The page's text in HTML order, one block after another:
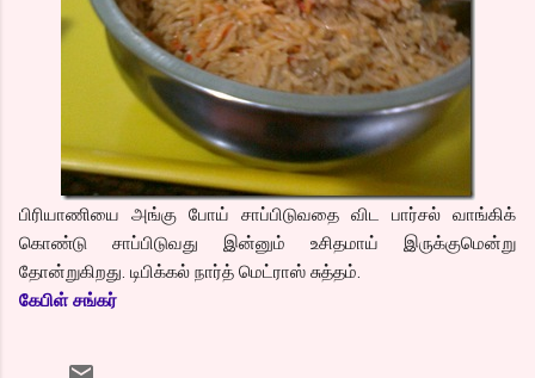
பிரியாணியை அங்கு போய் சாப்பிடுவதை விட பார்சல் வாங்கிக்
கொண்டு சாப்பிடுவது இன்னும் உசிதமாய் இருக்குமென்று
தோன்றுகிறது. டிபிக்கல் நார்த் மெட்ராஸ் சுத்தம்.
கேபிள் சங்கர்